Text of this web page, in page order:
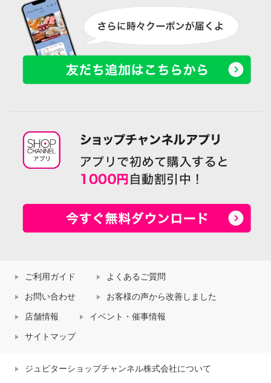
ご利用ガイド よくあるご質問
お問い合わせ お客様の声から改善しました
店舗情報 イベント・催事情報
サイトマップ
ジュピターショップチャンネル株式会社について